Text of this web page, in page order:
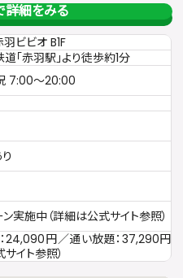
詳細をみる
ビビオ B1F
「赤羽駅」より徒歩約1分
7:00〜20:00
実施中（詳細は公式サイト参照）
24,090円／通い放題：37,290円
イト参照）